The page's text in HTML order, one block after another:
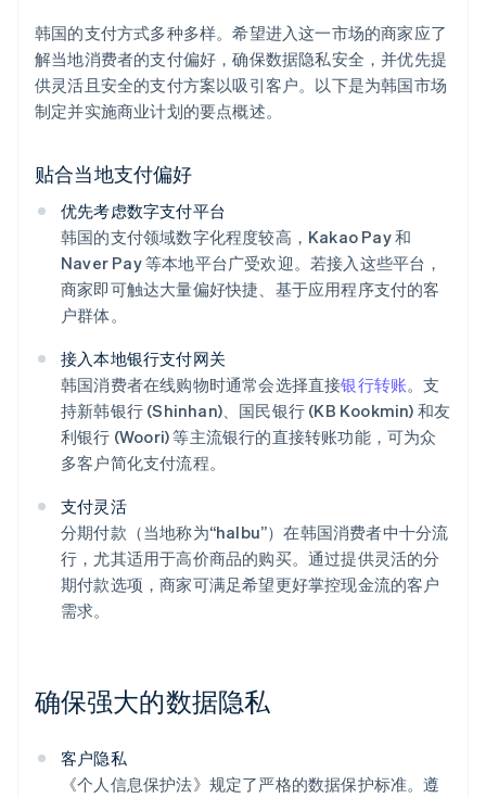
韩国的支付方式多种多样。希望进入这一市场的商家应了
解当地消费者的支付偏好，确保数据隐私安全，并优先提
供灵活且安全的支付方案以吸引客户。以下是为韩国市场
制定并实施商业计划的要点概述。
贴合当地支付偏好
优先考虑数字支付平台
韩国的支付领域数字化程度较高，Kakao Pay 和
Naver Pay 等本地平台广受欢迎。若接入这些平台，
商家即可触达大量偏好快捷、基于应用程序支付的客
户群体。
接入本地银行支付网关
韩国消费者在线购物时通常会选择直接银行转账。支
持新韩银行 (Shinhan)、国民银行 (KB Kookmin) 和友
利银行 (Woori) 等主流银行的直接转账功能，可为众
多客户简化支付流程。
支付灵活
分期付款（当地称为“halbu”）在韩国消费者中十分流
行，尤其适用于高价商品的购买。通过提供灵活的分
期付款选项，商家可满足希望更好掌控现金流的客户
需求。
确保强大的数据隐私
客户隐私
《个人信息保护法》规定了严格的数据保护标准。遵